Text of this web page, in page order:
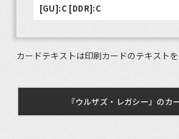
[GU]:C [DDR]:C
カードテキストは印刷カードのテキストを
『ウルザズ・レガシー』のカ